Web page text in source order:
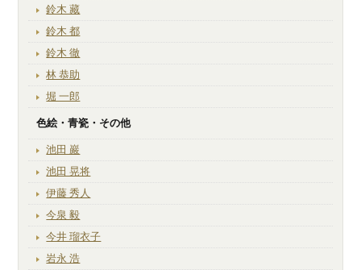
鈴木 藏
鈴木 都
鈴木 徹
林 恭助
堀 一郎
色絵・青瓷・その他
池田 巖
池田 晃将
伊藤 秀人
今泉 毅
今井 瑠衣子
岩永 浩